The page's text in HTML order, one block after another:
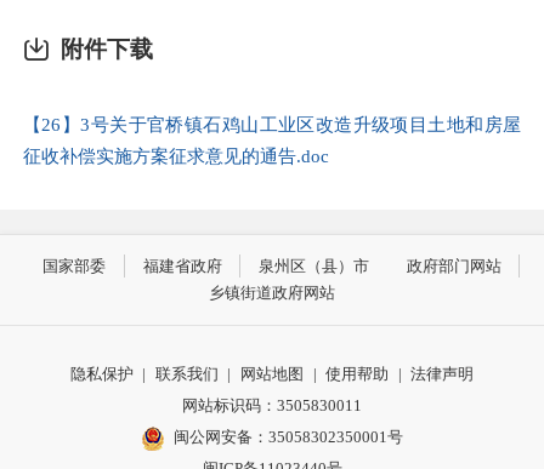
附件下载
【26】3号关于官桥镇石鸡山工业区改造升级项目土地和房屋
征收补偿实施方案征求意见的通告.doc
国家部委 福建省政府 泉州区（县）市
政府部门网站
乡镇街道政府网站
隐私保护 | 联系我们 | 网站地图 | 使用帮助 | 法律声明
网站标识码：3505830011
闽公网安备：35058302350001号